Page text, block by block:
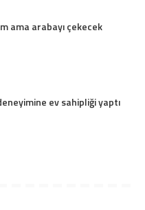
ama arabayı çekecek
ev sahipliği yaptı